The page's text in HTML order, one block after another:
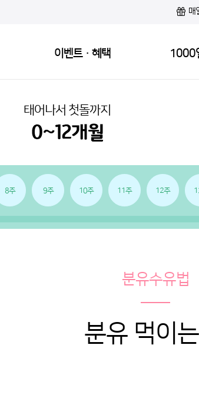
매
이벤트·혜택 1000
태어나서 첫돌까지
8주 9주 10주 11주 12주
분유수유법
분유 먹이